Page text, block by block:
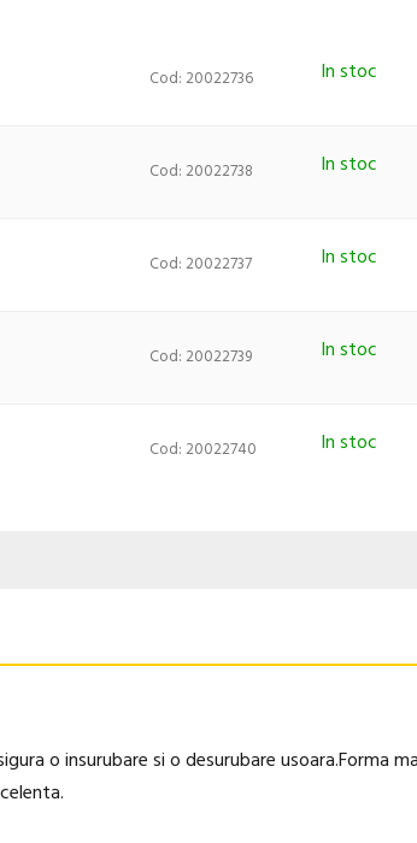
Cod: 20022736 In stoc
Cod: 20022738 In stoc
Cod: 20022737 In stoc
Cod: 20022739 In stoc
Cod: 20022740 In stoc
o insurubare si o desurubare usoara.Forma